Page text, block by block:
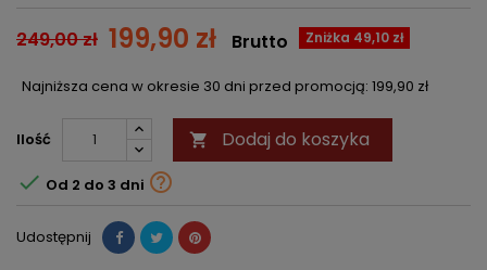
249,00 zł 199,90 zł Zniżka 49,10 zł
Brutto
Najniższa cena w okresie 30 dni przed promocją: 199,90 zł
Ilość  Dodaj do koszyka
 Od 2 do 3 dni 
Udostępnij